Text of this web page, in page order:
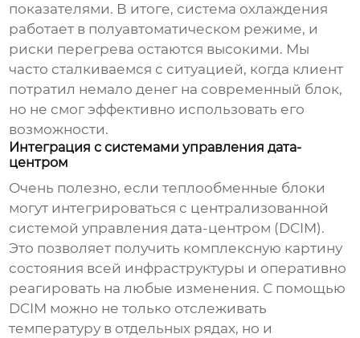
показателями. В итоге, система охлаждения
работает в полуавтоматическом режиме, и
риски перегрева остаются высокими. Мы
часто сталкиваемся с ситуацией, когда клиент
потратил немало денег на современный блок,
но не смог эффективно использовать его
возможности.
Интеграция с системами управления дата-
центром
Очень полезно, еслитеплообменные блоки
могут интегрироваться с централизованной
системой управления дата-центром (DCIM).
Это позволяет получить комплексную картину
состояния всей инфраструктуры и оперативно
реагировать на любые изменения. С помощью
DCIM можно не только отслеживать
температуру в отдельных рядах, но и